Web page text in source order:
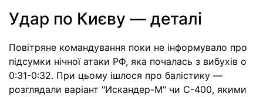
Удар по Києву — деталі
Повітряне командування поки не інформувало про
підсумки нічної атаки РФ, яка почалась з вибухів о
0:31-0:32. При цьому ішлося про балістику —
розглядали варіант "Искандер-М" чи С-400, якими